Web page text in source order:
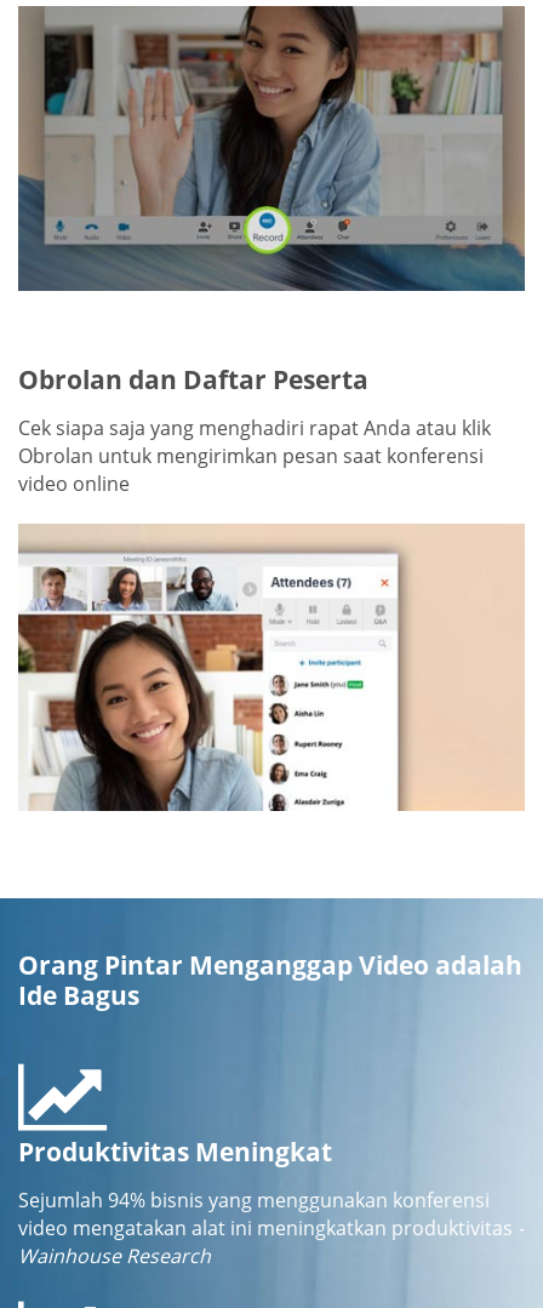
Obrolan dan Daftar Peserta
Cek siapa saja yang menghadiri rapat Anda atau klik
Obrolan untuk mengirimkan pesan saat konferensi
video online
Orang Pintar Menganggap Video adalah
Ide Bagus
Produktivitas Meningkat
Sejumlah 94% bisnis yang menggunakan konferensi
video mengatakan alat ini meningkatkan produktivitas -
Wainhouse Research